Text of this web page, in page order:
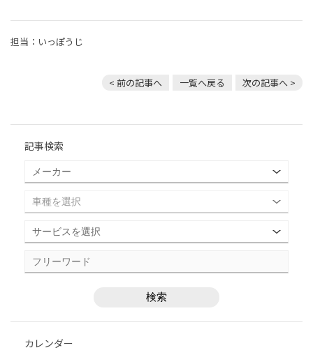
担当：いっぽうじ
< 前の記事へ 一覧へ戻る 次の記事へ >
記事検索
カレンダー